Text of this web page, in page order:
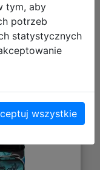
Gradient
+ Worek
tym, aby
potrzeb
statystycznych
wszystkie